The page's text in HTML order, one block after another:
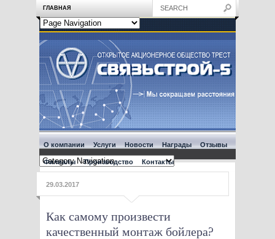
ГЛАВНАЯ
О компании Услуги Новости Награды Отзывы
Филиалы Производство Контакты
29.03.2017
Как самому произвести
качественный монтаж бойлера?